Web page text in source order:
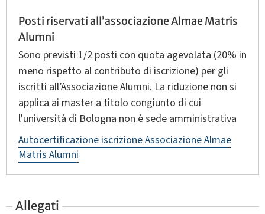
Posti riservati all’associazione Almae Matris
Alumni
Sono previsti 1/2 posti con quota agevolata (20% in
meno rispetto al contributo di iscrizione) per gli
iscritti all’Associazione Alumni. La riduzione non si
applica ai master a titolo congiunto di cui
l'università di Bologna non è sede amministrativa
Autocertificazione iscrizione Associazione Almae
Matris Alumni
Allegati